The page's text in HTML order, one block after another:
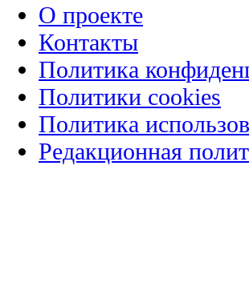
О проекте
Контакты
Политика
Политики cookies
Политика
Редакционная